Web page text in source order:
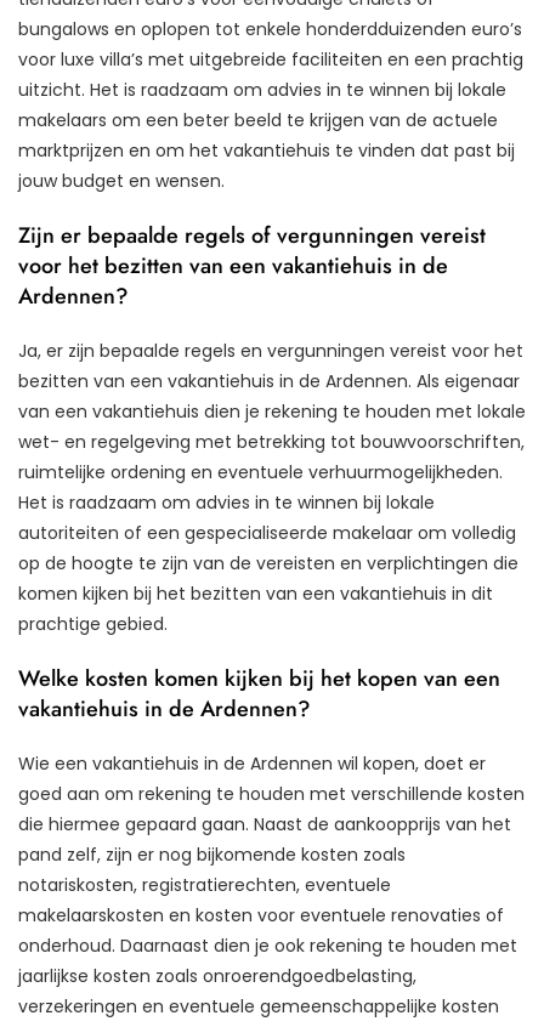
bungalows en oplopen tot enkele honderdduizenden euro’s
voor luxe villa’s met uitgebreide faciliteiten en een prachtig
uitzicht. Het is raadzaam om advies in te winnen bij lokale
makelaars om een beter beeld te krijgen van de actuele
marktprijzen en om het vakantiehuis te vinden dat past bij
jouw budget en wensen.
Zijn er bepaalde regels of vergunningen vereist
voor het bezitten van een vakantiehuis in de
Ardennen?
Ja, er zijn bepaalde regels en vergunningen vereist voor het
bezitten van een vakantiehuis in de Ardennen. Als eigenaar
van een vakantiehuis dien je rekening te houden met lokale
wet- en regelgeving met betrekking tot bouwvoorschriften,
ruimtelijke ordening en eventuele verhuurmogelijkheden.
Het is raadzaam om advies in te winnen bij lokale
autoriteiten of een gespecialiseerde makelaar om volledig
op de hoogte te zijn van de vereisten en verplichtingen die
komen kijken bij het bezitten van een vakantiehuis in dit
prachtige gebied.
Welke kosten komen kijken bij het kopen van een
vakantiehuis in de Ardennen?
Wie een vakantiehuis in de Ardennen wil kopen, doet er
goed aan om rekening te houden met verschillende kosten
die hiermee gepaard gaan. Naast de aankoopprijs van het
pand zelf, zijn er nog bijkomende kosten zoals
notariskosten, registratierechten, eventuele
makelaarskosten en kosten voor eventuele renovaties of
onderhoud. Daarnaast dien je ook rekening te houden met
jaarlijkse kosten zoals onroerendgoedbelasting,
verzekeringen en eventuele gemeenschappelijke kosten